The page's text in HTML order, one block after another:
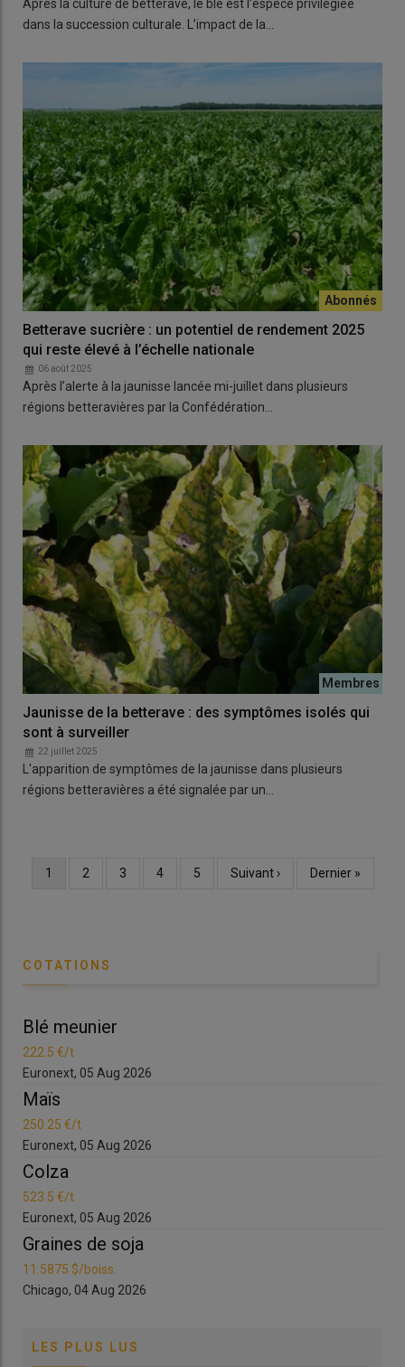
Après la culture de betterave, le blé est l’espèce privilégiée
dans la succession culturale. L’impact de la…
Betterave sucrière : un potentiel de rendement 2025
qui reste élevé à l’échelle nationale
06 août 2025
Après l’alerte à la jaunisse lancée mi-juillet dans plusieurs
régions betteravières par la Confédération…
Jaunisse de la betterave : des symptômes isolés qui
sont à surveiller
22 juillet 2025
L'apparition de symptômes de la jaunisse dans plusieurs
régions betteravières a été signalée par un…
Page
1 Page
2 Page
3 Page
4 Page
5
Page
Suivant ›
Dernière
Dernier »
COTATIONS
Blé meunier
222.5 €/t
Euronext, 05 Aug 2026
Maïs
250.25 €/t
Euronext, 05 Aug 2026
Colza
523.5 €/t
Euronext, 05 Aug 2026
Graines de soja
11.5875 $/boiss.
Chicago, 04 Aug 2026
LES PLUS LUS